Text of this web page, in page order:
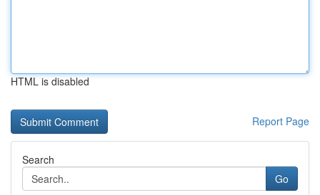
HTML is disabled
Report Page
Search
Go